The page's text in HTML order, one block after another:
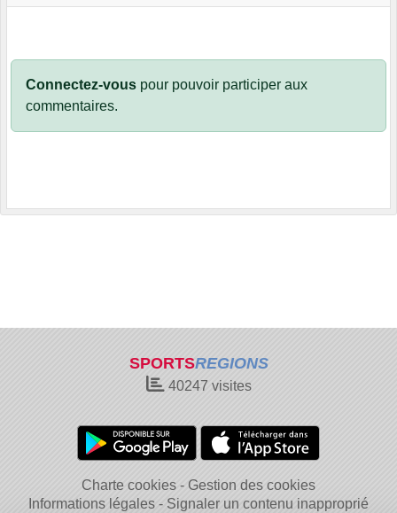
Connectez-vous pour pouvoir participer aux
commentaires.
SPORTSREGIONS
40247 visites
Charte cookies
Gestion des cookies
Informations légales
Signaler un contenu inapproprié